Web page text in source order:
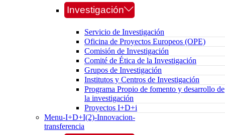
Investigación
Servicio de Investigación
Oficina de Proyectos Europeos (OPE)
Comisión de Investigación
Comité de Ética de la Investigación
Grupos de Investigación
Institutos y Centros de Investigación
Programa Propio de fomento y desarrollo de
la investigación
Proyectos I+D+i
Menu-I+D+I(2)-Innovacion-
transferencia